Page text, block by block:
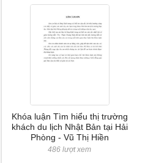
Khóa luận Tìm hiểu thị trường
khách du lịch Nhật Bản tại Hải
Phòng - Vũ Thị Hiền
486 lượt xem